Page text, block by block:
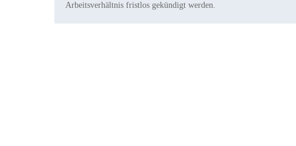
Arbeitsverhältnis fristlos gekündigt werden.